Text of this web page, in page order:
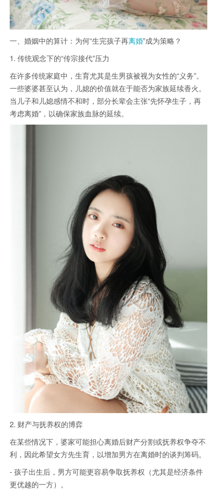
一、婚姻中的算计：为何“生完孩子再离婚”成为策略？
1. 传统观念下的“传宗接代”压力
在许多传统家庭中，生育尤其是生男孩被视为女性的“义务”。
一些婆婆甚至认为，儿媳的价值就在于能否为家族延续香火。
当儿子和儿媳感情不和时，部分长辈会主张“先怀孕生子，再
考虑离婚”，以确保家族血脉的延续。
2. 财产与抚养权的博弈
在某些情况下，婆家可能担心离婚后财产分割或抚养权争夺不
利，因此希望女方先生育，以增加男方在离婚时的谈判筹码。
- 孩子出生后，男方可能更容易争取抚养权（尤其是经济条件
更优越的一方）。